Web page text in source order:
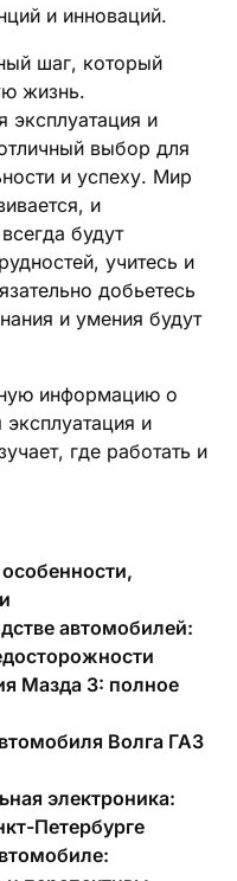
и инноваций.
шаг, который
жизнь.
эксплуатация и
выбор для
и успеху. Мир
и
будут
учитесь и
добьетесь
и умения будут
информацию о
эксплуатация и
где работать и
автомобилей:
Мазда 3: полное
Волга ГАЗ
электроника:
Петербурге